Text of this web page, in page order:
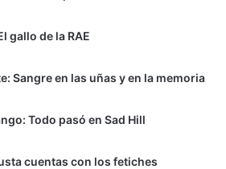
gallo de la RAE
Sangre en las uñas y en la memoria
Todo pasó en Sad Hill
cuentas con los fetiches